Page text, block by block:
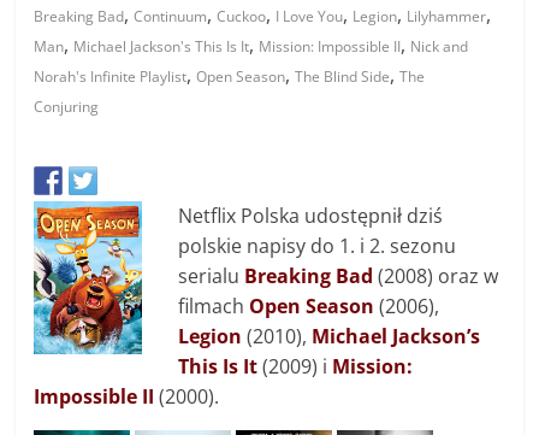
Breaking Bad,Continuum,Cuckoo, I Love You, Legion, Lilyhammer,
Man, Michael Jackson's This Is It, Mission: Impossible II, Nick and
Norah's Infinite Playlist,Open Season,The Blind Side,The
Conjuring
Netflix Polska udostępnił dziś
polskie napisy do 1. i 2. sezonu
serialu Breaking Bad (2008) oraz w
filmach Open Season (2006),
Legion (2010), Michael Jackson’s
This Is It(2009) i Mission:
Impossible II (2000).